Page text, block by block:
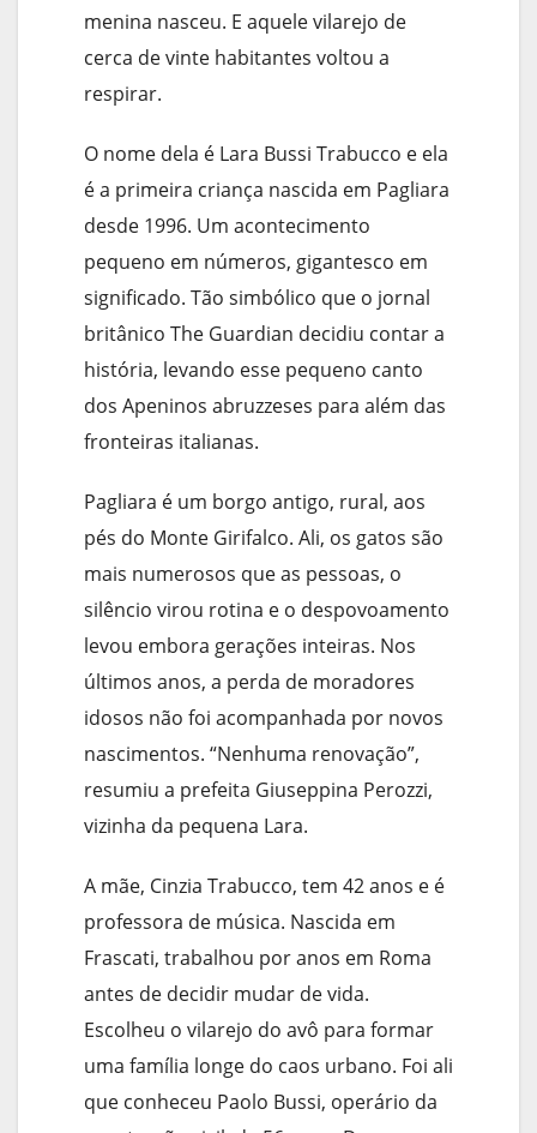
menina nasceu. E aquele vilarejo de
cerca de vinte habitantes voltou a
respirar.
O nome dela é Lara Bussi Trabucco e ela
é a primeira criança nascida em Pagliara
desde 1996. Um acontecimento
pequeno em números, gigantesco em
significado. Tão simbólico que o jornal
britânico The Guardian decidiu contar a
história, levando esse pequeno canto
dos Apeninos abruzzeses para além das
fronteiras italianas.
Pagliara é um borgo antigo, rural, aos
pés do Monte Girifalco. Ali, os gatos são
mais numerosos que as pessoas, o
silêncio virou rotina e o despovoamento
levou embora gerações inteiras. Nos
últimos anos, a perda de moradores
idosos não foi acompanhada por novos
nascimentos. “Nenhuma renovação”,
resumiu a prefeita Giuseppina Perozzi,
vizinha da pequena Lara.
A mãe, Cinzia Trabucco, tem 42 anos e é
professora de música. Nascida em
Frascati, trabalhou por anos em Roma
antes de decidir mudar de vida.
Escolheu o vilarejo do avô para formar
uma família longe do caos urbano. Foi ali
que conheceu Paolo Bussi, operário da